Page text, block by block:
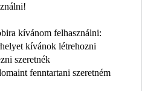
kívánom felhasználni:
kívánok létrehozni
szeretnék
fenntartani szeretném